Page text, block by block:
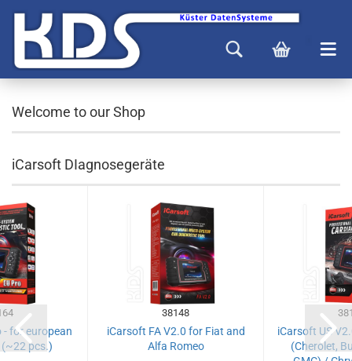
Welcome to our Shop
iCarsoft DIagnosegeräte
- for european
pcs.)
38148
iCarsoft FA V2.0 for Fiat and
Alfa Romeo
iCarsoft US
(Cherolet,